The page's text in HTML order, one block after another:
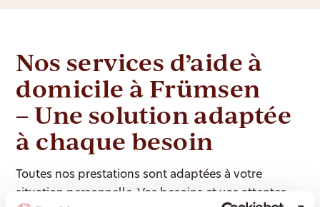
Nos services d’aide à
domicile à Frümsen
– Une solution adaptée
à chaque besoin
Toutes nos prestations sont adaptées à votre
situation personnelle. Vos besoins et vos attentes